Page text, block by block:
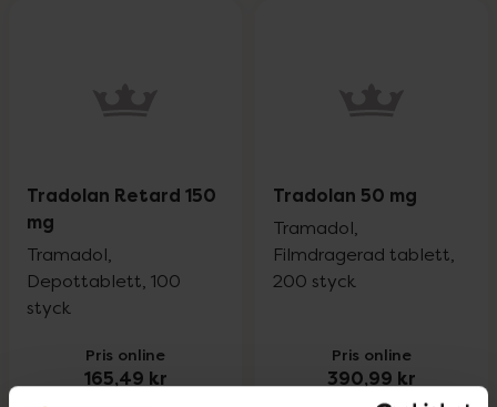
Tradolan Retard 150
mg
Tramadol,
Depottablett, 100
styck
Pris online
165,49 kr
Tradolan 50 mg
Tramadol,
Filmdragerad tablett,
200 styck
Pris online
390,99 kr